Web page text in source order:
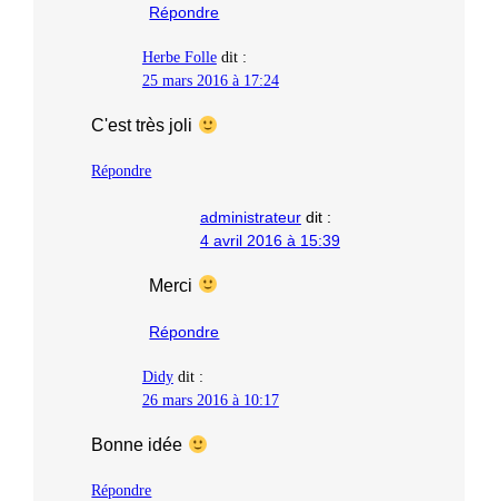
Répondre
Herbe Folle dit :
25 mars 2016 à 17:24
C'est très joli
Répondre
administrateur dit :
4 avril 2016 à 15:39
Merci
Répondre
Didy dit :
26 mars 2016 à 10:17
Bonne idée
Répondre